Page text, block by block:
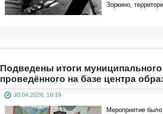
Зоркино,
Подведены итоги
проведённого на базе центра
30.04.2026, 16:19
Мероприятие было